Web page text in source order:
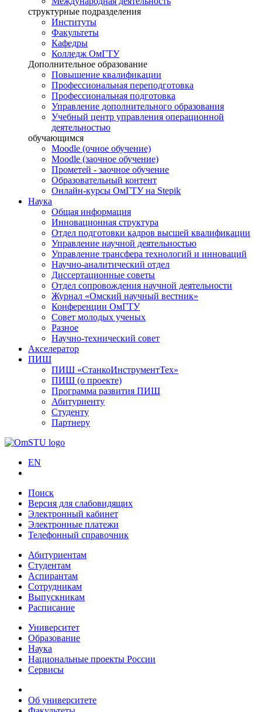
структурные подразделения
Институты
Факультеты
Кафедры
Колледж ОмГТУ
Дополнительное образование
Повышение квалификации
Профессиональная переподготовка
Профессиональная подготовка
Управление дополнительного образования
Учебный центр управления операционной
деятельностью
обучающимся
Moodle (очное обучение)
Moodle (заочное обучение)
Прометей - заочное обучение
Образовательный контент
Онлайн-курсы ОмГТУ на Stepik
Наука
Общая информация
Инновационная структура
Отдел подготовки кадров высшей квалификации
Управление научной деятельностью
Управление трансфера технологий и инноваций
Научно-аналитический отдел
Диссертационные советы
Отдел сопровождения научной деятельности
Журнал «Омский научный вестник»
Конференции ОмГТУ
Совет молодых ученых
Разное
Научно-технический совет
Акселератор
ПИШ
ПИШ «СтанкоИнструментТех»
ПИШ (о проекте)
Программа развития ПИШ
Абитуриенту
Студенту
Партнеру
EN
Поиск
Версия для слабовидящих
Электронный кабинет
Электронные платежи
Телефонный справочник
Абитуриентам
Студентам
Аспирантам
Сотрудникам
Выпускникам
Расписание
Университет
Образование
Наука
Национальные проекты России
Сервисы
Об университете